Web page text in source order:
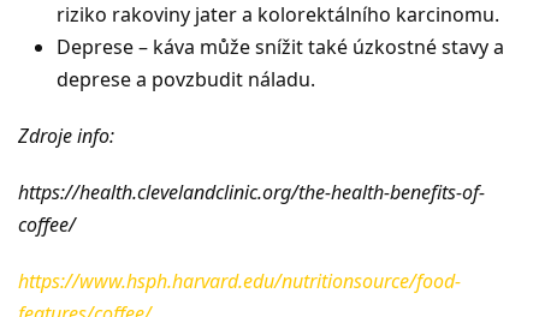
riziko rakoviny jater a kolorektálního karcinomu.
Deprese – káva může snížit také úzkostné stavy a
deprese a povzbudit náladu.
Zdroje info:
https://health.clevelandclinic.org/the-health-benefits-of-
coffee/
https://www.hsph.harvard.edu/nutritionsource/food-